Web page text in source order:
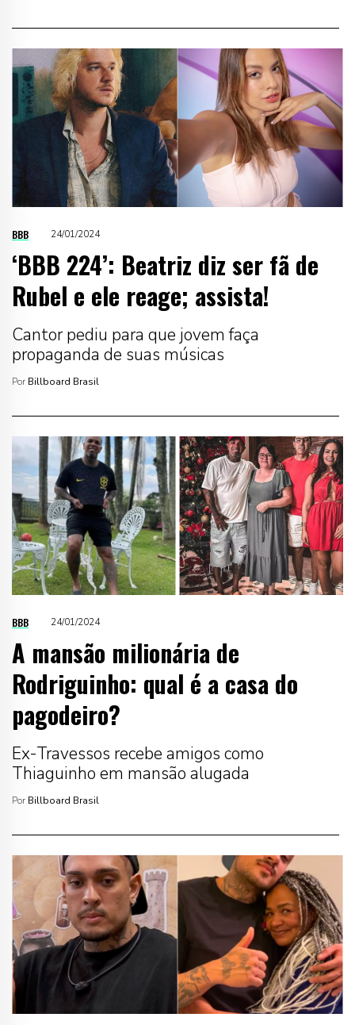
BBB 24/01/2024
‘BBB 224’: Beatriz diz ser fã de
Rubel e ele reage; assista!
Cantor pediu para que jovem faça
propaganda de suas músicas
Por Billboard Brasil
BBB 24/01/2024
A mansão milionária de
Rodriguinho: qual é a casa do
pagodeiro?
Ex-Travessos recebe amigos como
Thiaguinho em mansão alugada
Por Billboard Brasil